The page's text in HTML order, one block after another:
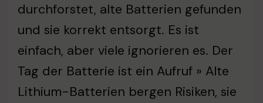
durchforstet, alte Batterien gefunden
und sie korrekt entsorgt. Es ist
einfach, aber viele ignorieren es. Der
Tag der Batterie ist ein Aufruf » Alte
Lithium-Batterien bergen Risiken, sie